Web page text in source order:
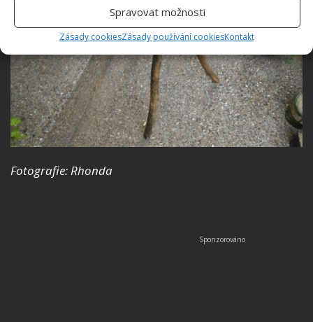
Spravovat možnosti
Zásady cookiesZásady používání cookiesKontakt
Fotografie: Rhonda